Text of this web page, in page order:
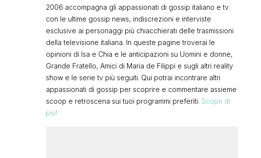
2006 accompagna gli appassionati di gossip italiano e tv
con le ultime gossip news, indiscrezioni e interviste
esclusive ai personaggi più chiacchierati delle trasmissioni
della televisione italiana. In queste pagine troverai le
opinioni di Isa e Chia e le anticipazioni su Uomini e donne,
Grande Fratello, Amici di Maria de Filippi e sugli altri reality
show e le serie tv più seguiti. Qui potrai incontrare altri
appassionati di gossip per scoprire e commentare assieme
scoop e retroscena sui tuoi programmi preferiti. Scopri di
più!